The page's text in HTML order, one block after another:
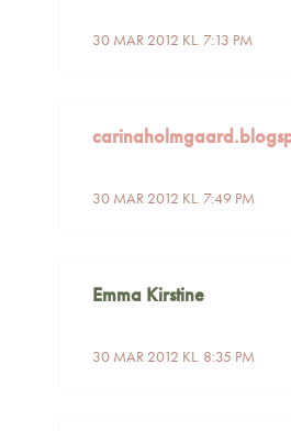
30 MAR 2012 KL. 7:13 PM
30 MAR 2012 KL. 7:49 PM
Emma Kirstine
30 MAR 2012 KL. 8:35 PM